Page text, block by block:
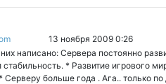
13 ноября 2009 0:26
них написано: Сервера постоянно
стабильность. * Развитие игрового
Серверу больше года . Ага.. только